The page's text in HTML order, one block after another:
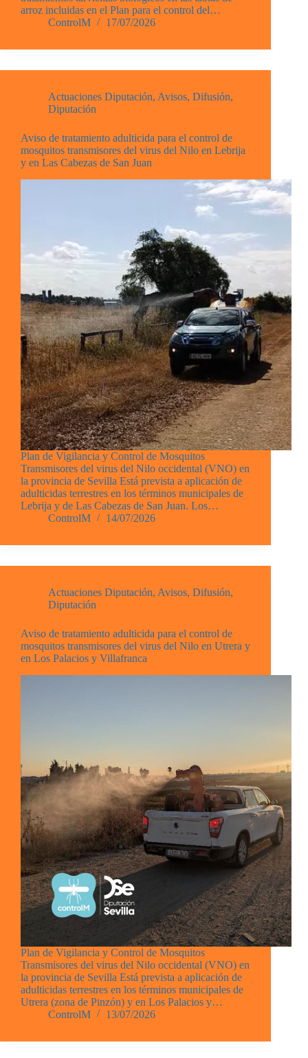
arroz incluidas en el Plan para el control del…
ControlM
17/07/2026
Actuaciones Diputación, Avisos, Difusión,
Diputación
Aviso de tratamiento adulticida para el control de
mosquitos transmisores del virus del Nilo en Lebrija
y en Las Cabezas de San Juan
Plan de Vigilancia y Control de Mosquitos
Transmisores del virus del Nilo occidental (VNO) en
la provincia de Sevilla Está prevista a aplicación de
adulticidas terrestres en los términos municipales de
Lebrija y de Las Cabezas de San Juan. Los…
ControlM
14/07/2026
Actuaciones Diputación, Avisos, Difusión,
Diputación
Aviso de tratamiento adulticida para el control de
mosquitos transmisores del virus del Nilo en Utrera y
en Los Palacios y Villafranca
Plan de Vigilancia y Control de Mosquitos
Transmisores del virus del Nilo occidental (VNO) en
la provincia de Sevilla Está prevista a aplicación de
adulticidas terrestres en los términos municipales de
Utrera (zona de Pinzón) y en Los Palacios y…
ControlM
13/07/2026